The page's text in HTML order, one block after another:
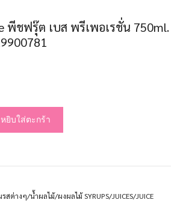
พีชฟรุ๊ต เบส พรีเพอเรชั่น 750ml.
หยิบใส่ตะกร้า
สต่างๆ/น้ำผลไม้/ผงผลไม้ SYRUPS/JUICES/JUICE